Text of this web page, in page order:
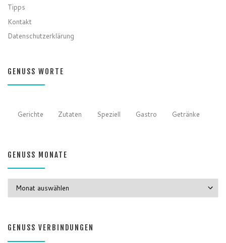
Tipps
Kontakt
Datenschutzerklärung
GENUSS WORTE
Gerichte Zutaten Speziell Gastro Getränke
GENUSS MONATE
GENUSS VERBINDUNGEN